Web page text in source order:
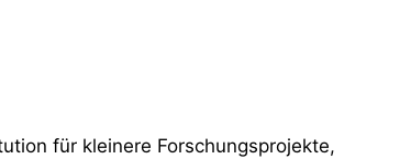
für kleinere Forschungsprojekte,